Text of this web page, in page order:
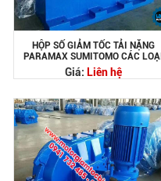
HỘP SỐ GIẢM TỐC TẢI NẶNG
PARAMAX SUMITOMO CÁC LOẠI
Giá: Liên hệ